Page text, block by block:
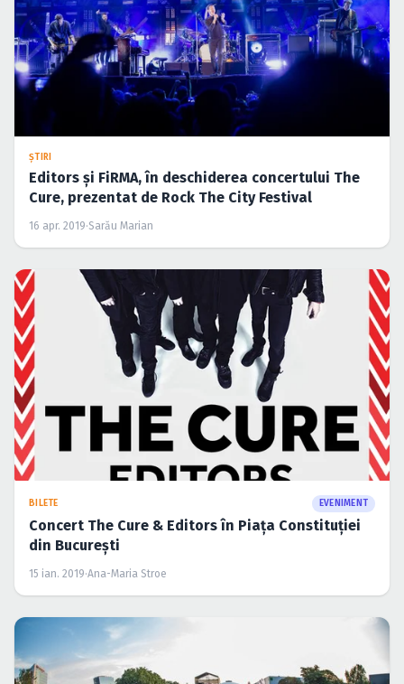
ŞTIRI
Editors şi FiRMA, în deschiderea concertului The
Cure, prezentat de Rock The City Festival
16 apr. 2019·Sarău Marian
BILETE EVENIMENT
Concert The Cure & Editors în Piaţa Constituţiei
din Bucureşti
15 ian. 2019·Ana-Maria Stroe